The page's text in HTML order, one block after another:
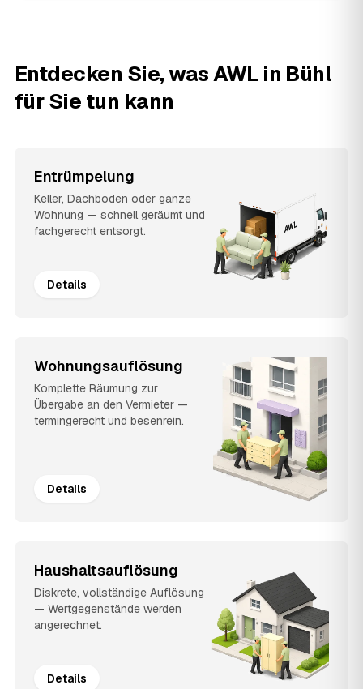
Entdecken Sie, was AWL in Bühl
für Sie tun kann
Entrümpelung
Keller, Dachboden oder ganze
Wohnung — schnell geräumt und
fachgerecht entsorgt.
Details
Wohnungsauflösung
Komplette Räumung zur
Übergabe an den Vermieter —
termingerecht und besenrein.
Details
Haushaltsauflösung
Diskrete, vollständige Auflösung
— Wertgegenstände werden
angerechnet.
Details